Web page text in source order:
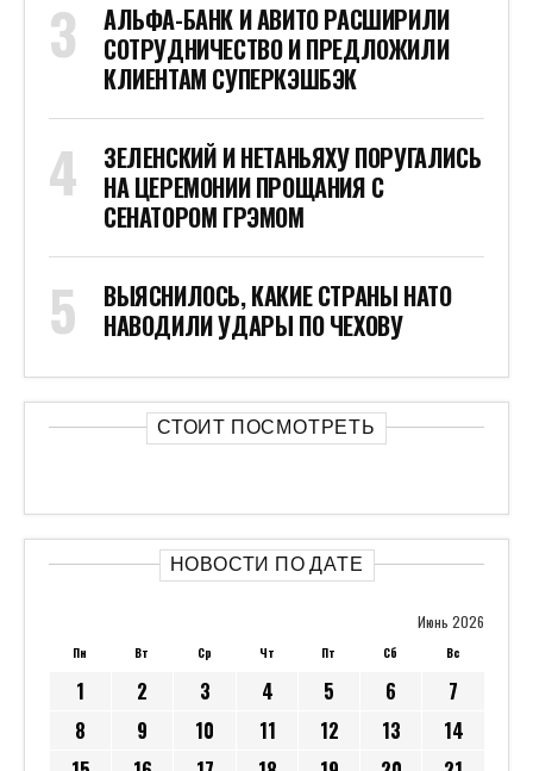
АЛЬФА-БАНК И АВИТО РАСШИРИЛИ
СОТРУДНИЧЕСТВО И ПРЕДЛОЖИЛИ
КЛИЕНТАМ СУПЕРКЭШБЭК
ЗЕЛЕНСКИЙ И НЕТАНЬЯХУ ПОРУГАЛИСЬ
НА ЦЕРЕМОНИИ ПРОЩАНИЯ С
СЕНАТОРОМ ГРЭМОМ
ВЫЯСНИЛОСЬ, КАКИЕ СТРАНЫ НАТО
НАВОДИЛИ УДАРЫ ПО ЧЕХОВУ
СТОИТ ПОСМОТРЕТЬ
НОВОСТИ ПО ДАТЕ
Июнь 2026
Пн Вт Ср Чт Пт Сб Вс
1 2 3 4 5 6
7
8
9 10 11 12 13
14